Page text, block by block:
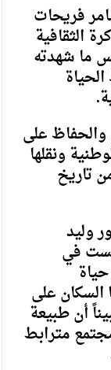
فريحات
الثقافية
ما شهدته
على
ونقلها
تاريخ
وليد
في
السكان على
أن طبيعة
مترابط